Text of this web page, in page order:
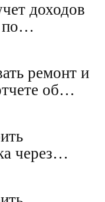
доходов
ремонт и
об
через